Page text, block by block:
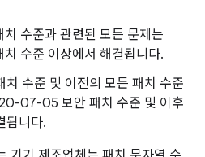
수준과 관련된 모든 문제는
수준 이상에서 해결됩니다.
수준 및 이전의 모든 패치 수준
07-05 보안 패치 수준 및 이후
됩니다.